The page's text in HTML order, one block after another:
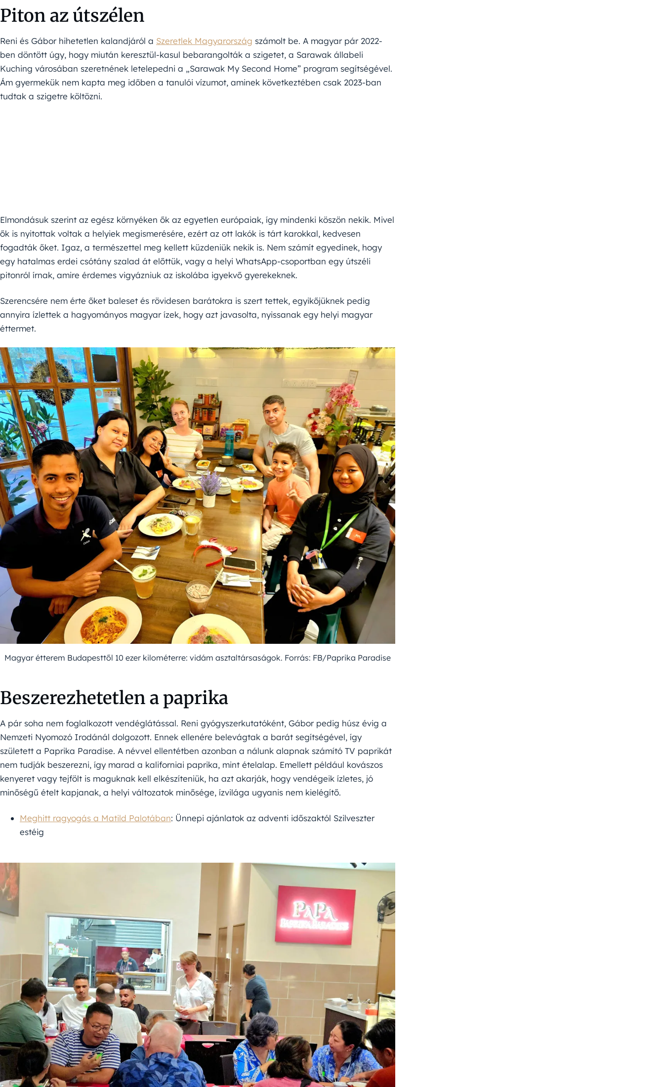
Piton az útszélen
Reni és Gábor hihetetlen kalandjáról a Szeretlek Magyarország számolt be. A magyar pár 2022-
ben döntött úgy, hogy miután keresztül-kasul bebarangolták a szigetet, a Sarawak állabeli
Kuching városában szeretnének letelepedni a „Sarawak My Second Home” program segítségével.
Ám gyermekük nem kapta meg időben a tanulói vízumot, aminek következtében csak 2023-ban
tudtak a szigetre költözni.
Elmondásuk szerint az egész környéken ők az egyetlen európaiak, így mindenki köszön nekik. Mivel
ők is nyitottak voltak a helyiek megismerésére, ezért az ott lakók is tárt karokkal, kedvesen
fogadták őket. Igaz, a természettel meg kellett küzdeniük nekik is. Nem számít egyedinek, hogy
egy hatalmas erdei csótány szalad át előttük, vagy a helyi WhatsApp-csoportban egy útszéli
pitonról írnak, amire érdemes vigyázniuk az iskolába igyekvő gyerekeknek.
Szerencsére nem érte őket baleset és rövidesen barátokra is szert tettek, egyikőjüknek pedig
annyira ízlettek a hagyományos magyar ízek, hogy azt javasolta, nyissanak egy helyi magyar
éttermet.
Magyar étterem Budapesttől 10 ezer kilométerre: vidám asztaltársaságok. Forrás: FB/Paprika Paradise
Beszerezhetetlen a paprika
A pár soha nem foglalkozott vendéglátással. Reni gyógyszerkutatóként, Gábor pedig húsz évig a
Nemzeti Nyomozó Irodánál dolgozott. Ennek ellenére belevágtak a barát segítségével, így
született a Paprika Paradise. A névvel ellentétben azonban a nálunk alapnak számító TV paprikát
nem tudják beszerezni, így marad a kaliforniai paprika, mint ételalap. Emellett például kovászos
kenyeret vagy tejfölt is maguknak kell elkészíteniük, ha azt akarják, hogy vendégeik ízletes, jó
minőségű ételt kapjanak, a helyi változatok minősége, ízvilága ugyanis nem kielégítő.
Meghitt ragyogás a Matild Palotában: Ünnepi ajánlatok az adventi időszaktól Szilveszter
estéig